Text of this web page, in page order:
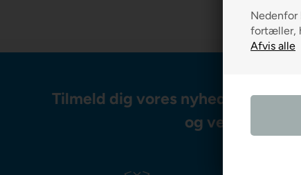
Nedenfor
fortæller,
Tilmeld dig vores nyhedsbrev og
og vejledning